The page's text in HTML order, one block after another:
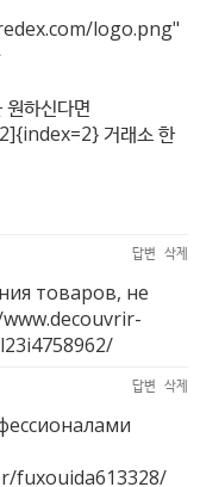
logo.png"
하신다면
거래소 한
답변 삭제
товаров, не
답변 삭제
fuxouida613328/